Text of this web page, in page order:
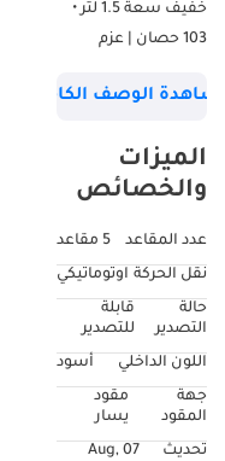
خفيف سعة 1.5 لتر •
103 حصان | عزم
ناقل حركة أوتوماتيكي
مبدلات سرعة يدوية •
نظام دفع رباعي
• فتحة سقف
بانورامية • كاميرا رؤية
شاشة عرض رأسية
(HUD) • نظام صوتي
الوصف الكامل
الميزات
والخصائص
عدد المقاعد
5 مقاعد
نقل الحركة اوتوماتيكي
حالة
التصدير
قابلة
للتصدير
اللون الداخلي
أسود
جهة
المقود
مقود
يسار
تحديث
07 Aug,